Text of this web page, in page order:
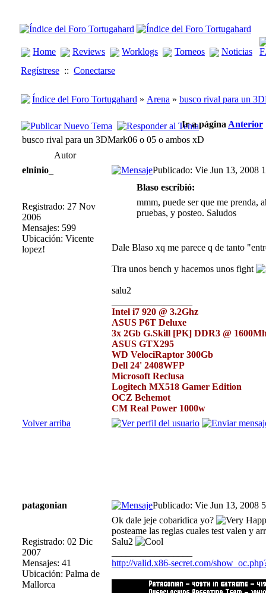
Home Reviews Worklogs Torneos
Noticias
Regístrese :: Conectarse
Índice del Foro Tortugahard » Arena » busco rival para un
Ir a página Anterior
busco rival para un 3DMark06 o 05 o ambos xD
Autor
elninio_
Publicado: Vie Jun 13, 2008
Registrado: 27 Nov
2006
Mensajes: 599
Ubicación: Vicente
lopez!
Blaso escribió:
mmm, puede ser que me prenda,
pruebas, y posteo. Saludos
Dale Blaso xq me parece q de tanto
Tira unos bench y hacemos unos fight
salu2
Intel i7 920 @ 3.2Ghz
ASUS P6T Deluxe
3x 2Gb G.Skill [PK] DDR3 @
ASUS GTX295
WD VelociRaptor 300Gb
Dell 24' 2408WFP
Microsoft Reclusa
Logitech MX518 Gamer Edition
OCZ Behemot
CM Real Power 1000w
Volver arriba
patagonian Publicado: Vie Jun 13, 2008
Registrado: 02 Dic
2007
Mensajes: 41
Ubicación: Palma de
Mallorca
Ok dale jeje cobaridica yo?
posteame las reglas cuales test valen y
Salu2
http://valid.x86-secret.com/